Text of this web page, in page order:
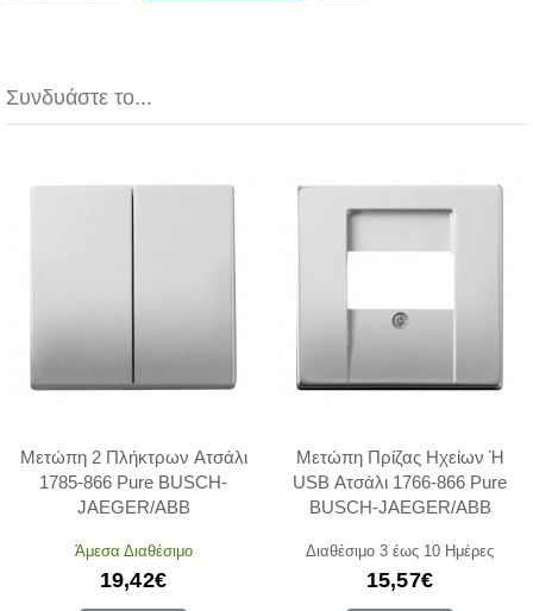
Συνδυάστε το...
Μετώπη 2 Πλήκτρων Ατσάλι
1785-866 Pure BUSCH-
JAEGER/ABB
Άμεσα Διαθέσιμο
19,42€
Μετώπη Πρίζας Ηχείων Ή
USB Ατσάλι 1766-866 Pure
BUSCH-JAEGER/ABB
Διαθέσιμο 3 έως 10 Ημέρες
15,57€